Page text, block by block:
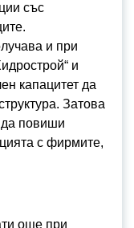
със
и при
и
капацитет да
Затова
повиши
с фирмите,
още при